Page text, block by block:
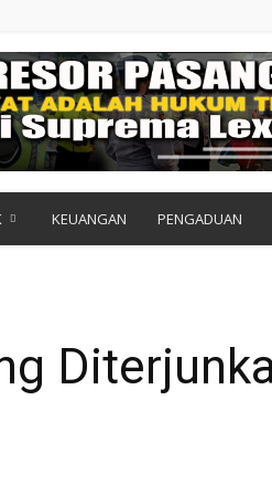
KEUANGAN PENGADUAN